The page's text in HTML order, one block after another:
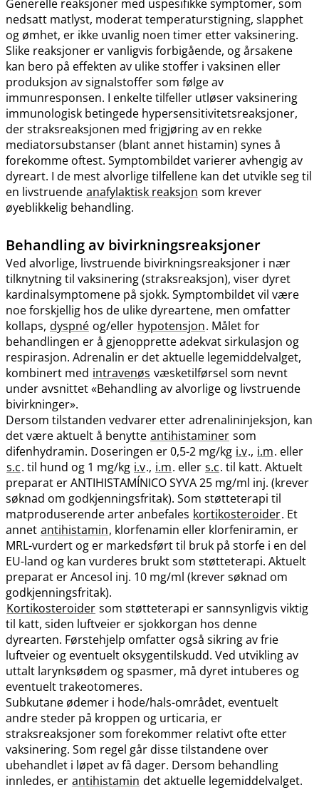
Generelle reaksjoner med uspesifikke symptomer, som
nedsatt matlyst, moderat temperaturstigning, slapphet
og ømhet, er ikke uvanlig noen timer etter vaksinering.
Slike reaksjoner er vanligvis forbigående, og årsakene
kan bero på effekten av ulike stoffer i vaksinen eller
produksjon av signalstoffer som følge av
immunresponsen. I enkelte tilfeller utløser vaksinering
immunologisk betingede hypersensitivitetsreaksjoner,
der straksreaksjonen med frigjøring av en rekke
mediatorsubstanser (blant annet histamin) synes å
forekomme oftest. Symptombildet varierer avhengig av
dyreart. I de mest alvorlige tilfellene kan det utvikle seg til
en livstruende anafylaktisk reaksjon som krever
øyeblikkelig behandling.
Behandling av bivirkningsreaksjoner
Ved alvorlige, livstruende bivirkningsreaksjoner i nær
tilknytning til vaksinering (straksreaksjon), viser dyret
kardinalsymptomene på sjokk. Symptombildet vil være
noe forskjellig hos de ulike dyreartene, men omfatter
kollaps, dyspné og​/​eller hypotensjon. Målet for
behandlingen er å gjenopprette adekvat sirkulasjon og
respirasjon. Adrenalin er det aktuelle legemiddelvalget,
kombinert med intravenøs væsketilførsel som nevnt
under avsnittet «Behandling av alvorlige og livstruende
bivirkninger».
Dersom tilstanden vedvarer etter adrenalininjeksjon, kan
det være aktuelt å benytte antihistaminer som
difenhydramin. Doseringen er 0,5-2 mg/kg i.v., i.m. eller
s.c. til hund og 1 mg/kg i.v., i.m. eller s.c. til katt. Aktuelt
preparat er ANTIHISTAMÍNICO SYVA 25 mg/ml inj. (krever
søknad om godkjenningsfritak). Som støtteterapi til
matproduserende arter anbefales kortikosteroider. Et
annet antihistamin, klorfenamin eller klorfeniramin, er
MRL-vurdert og er markedsført til bruk på storfe i en del
EU-land og kan vurderes brukt som støtteterapi. Aktuelt
preparat er Ancesol inj. 10 mg/ml (krever søknad om
godkjenningsfritak).
Kortikosteroider som støtteterapi er sannsynligvis viktig
til katt, siden luftveier er sjokkorgan hos denne
dyrearten. Førstehjelp omfatter også sikring av frie
luftveier og eventuelt oksygentilskudd. Ved utvikling av
uttalt larynksødem og spasmer, må dyret intuberes og
eventuelt trakeotomeres.
Subkutane ødemer i hode​/​hals-området, eventuelt
andre steder på kroppen og urticaria, er
straksreaksjoner som forekommer relativt ofte etter
vaksinering. Som regel går disse tilstandene over
ubehandlet i løpet av få dager. Dersom behandling
innledes, er antihistamin det aktuelle legemiddelvalget.